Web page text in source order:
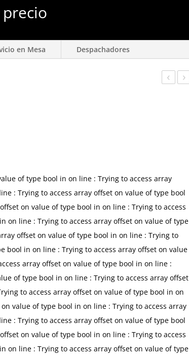
en Mesa Despachadores
of type bool inon line : Trying to access array
: Trying to access array offset on value of type bool
on value of type bool inon line : Trying to access
inon line : Trying to access array offset on value of type
offset on value of type bool inon line : Trying to
bool inon line : Trying to access array offset on value
array offset on value of type bool inon line :
of type bool inon line : Trying to access array offset
to access array offset on value of type bool inon
on value of type bool inon line : Trying to access array
: Trying to access array offset on value of type bool
on value of type bool inon line : Trying to access
inon line : Trying to access array offset on value of type
‹ ›